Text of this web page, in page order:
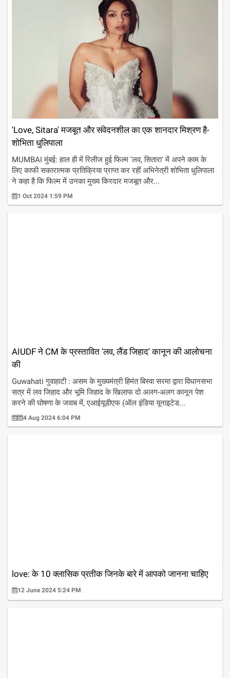
'Love, Sitara' मजबूत और संवेदनशील का एक शानदार मिश्रण है-
शोभिता धुलिपाला
MUMBAI मुंबई: हाल ही में रिलीज हुई फिल्म 'लव, सितारा' में अपने काम के
लिए काफी सकारात्मक प्रतिक्रिया प्राप्त कर रहीं अभिनेत्री शोभिता धुलिपाला
ने कहा है कि फिल्म में उनका मुख्य किरदार मजबूत और...
1 Oct 2024 1:59 PM
AIUDF ने CM के प्रस्तावित 'लव, लैंड जिहाद' कानून की आलोचना
की
Guwahati गुवाहाटी : असम के मुख्यमंत्री हिमंत बिस्वा सरमा द्वारा विधानसभा
सत्र में लव जिहाद और भूमि जिहाद के खिलाफ दो अलग-अलग कानून पेश
करने की घोषणा के जवाब में, एआईयूडीएफ (ऑल इंडिया यूनाइटेड...
4 Aug 2024 6:04 PM
love: के 10 क्लासिक प्रतीक जिनके बारे में आपको जानना चाहिए
12 June 2024 5:24 PM